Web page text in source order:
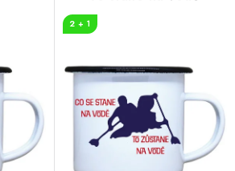
2 + 1